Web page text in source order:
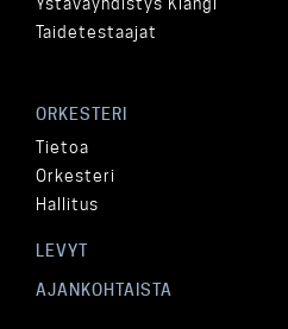
Taidetestaajat
ORKESTERI
Tietoa
Orkesteri
Hallitus
LEVYT
AJANKOHTAISTA